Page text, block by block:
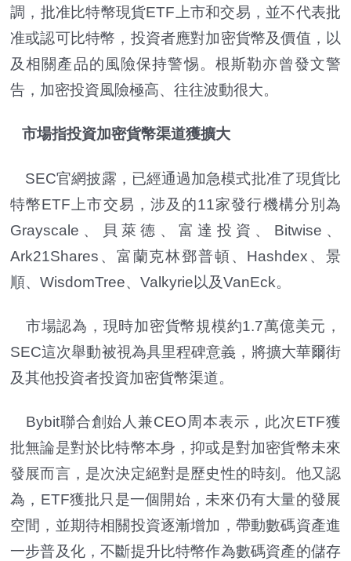
調，批准比特幣現貨ETF上市和交易，並不代表批
准或認可比特幣，投資者應對加密貨幣及價值，以
及相關產品的風險保持警惕。根斯勒亦曾發文警
告，加密投資風險極高、往往波動很大。
市場指投資加密貨幣渠道獲擴大
SEC官網披露，已經通過加急模式批准了現貨比
特幣ETF上市交易，涉及的11家發行機構分別為
Grayscale、貝萊德、富達投資、Bitwise、
Ark21Shares、富蘭克林鄧普頓、Hashdex、景
順、WisdomTree、Valkyrie以及VanEck。
市場認為，現時加密貨幣規模約1.7萬億美元，
SEC這次舉動被視為具里程碑意義，將擴大華爾街
及其他投資者投資加密貨幣渠道。
Bybit聯合創始人兼CEO周本表示，此次ETF獲
批無論是對於比特幣本身，抑或是對加密貨幣未來
發展而言，是次決定絕對是歷史性的時刻。他又認
為，ETF獲批只是一個開始，未來仍有大量的發展
空間，並期待相關投資逐漸增加，帶動數碼資產進
一步普及化，不斷提升比特幣作為數碼資產的儲存